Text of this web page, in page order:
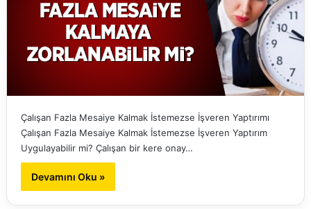
Çalışan Fazla Mesaiye Kalmak İstemezse İşveren Yaptırımı
Çalışan Fazla Mesaiye Kalmak İstemezse İşveren Yaptırım
Uygulayabilir mi? Çalışan bir kere onay…
Devamını Oku »